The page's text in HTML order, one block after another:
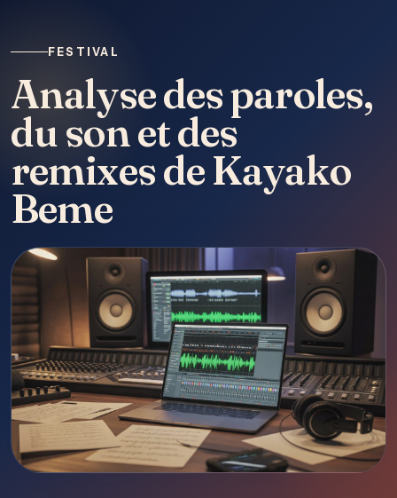
FESTIVAL
Analyse des paroles,
du son et des
remixes de Kayako
Beme